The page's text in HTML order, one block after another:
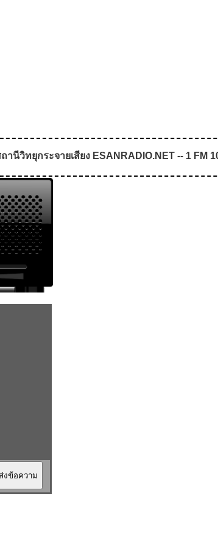
ทยุกระจายเสียง ESANRADIO.NET -- 1 FM